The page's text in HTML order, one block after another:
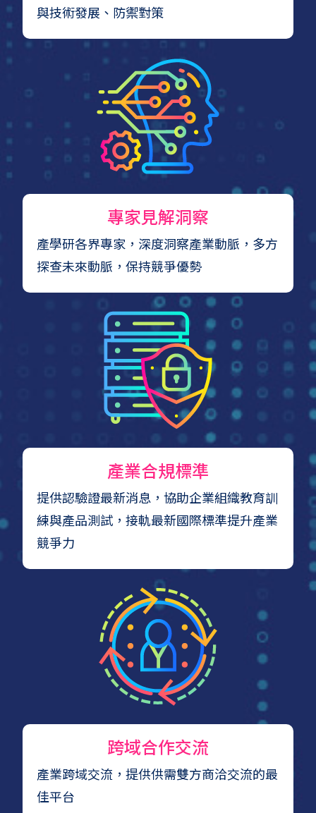
與技術發展、防禦對策
專家見解洞察
產學研各界專家，深度洞察產業動脈，多方
探查未來動脈，保持競爭優勢
產業合規標準
提供認驗證最新消息，協助企業組織教育訓
練與產品測試，接軌最新國際標準提升產業
競爭力
跨域合作交流
產業跨域交流，提供供需雙方商洽交流的最
佳平台